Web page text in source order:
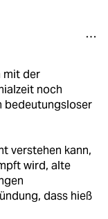
mit der
noch
bedeutungsloser
verstehen kann,
wird, alte
dass hieß